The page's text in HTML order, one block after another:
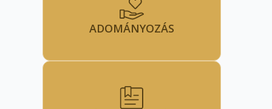
ADOMÁNYOZÁS